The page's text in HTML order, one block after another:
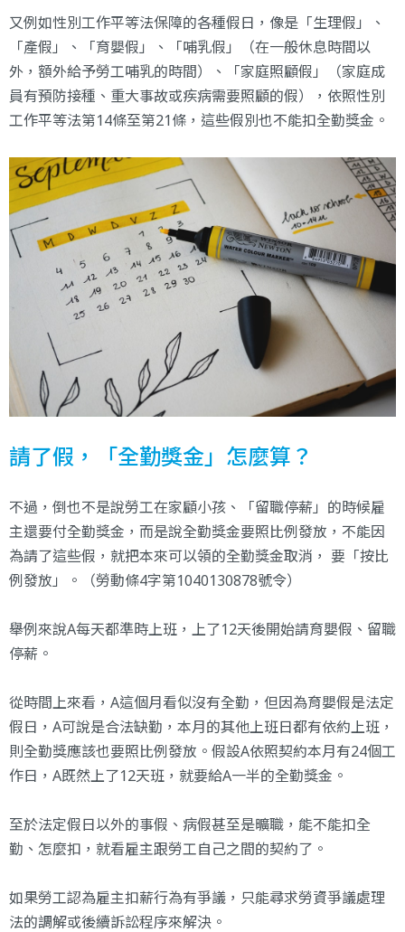
又例如性別工作平等法保障的各種假日，像是「生理假」、
「產假」、「育嬰假」、「哺乳假」（在一般休息時間以
外，額外給予勞工哺乳的時間）、「家庭照顧假」（家庭成
員有預防接種、重大事故或疾病需要照顧的假），依照性別
工作平等法第14條至第21條，這些假別也不能扣全勤獎金。
請了假，「全勤獎金」怎麼算？
不過，倒也不是說勞工在家顧小孩、「留職停薪」的時候雇
主還要付全勤獎金，而是說全勤獎金要照比例發放，不能因
為請了這些假，就把本來可以領的全勤獎金取消， 要「按比
例發放」。（勞動條4字第1040130878號令）
舉例來說A每天都準時上班，上了12天後開始請育嬰假、留職
停薪。
從時間上來看，A這個月看似沒有全勤，但因為育嬰假是法定
假日，A可說是合法缺勤，本月的其他上班日都有依約上班，
則全勤獎應該也要照比例發放。假設A依照契約本月有24個工
作日，A既然上了12天班，就要給A一半的全勤獎金。
至於法定假日以外的事假、病假甚至是曠職，能不能扣全
勤、怎麼扣，就看雇主跟勞工自己之間的契約了。
如果勞工認為雇主扣薪行為有爭議，只能尋求勞資爭議處理
法的調解或後續訴訟程序來解決。